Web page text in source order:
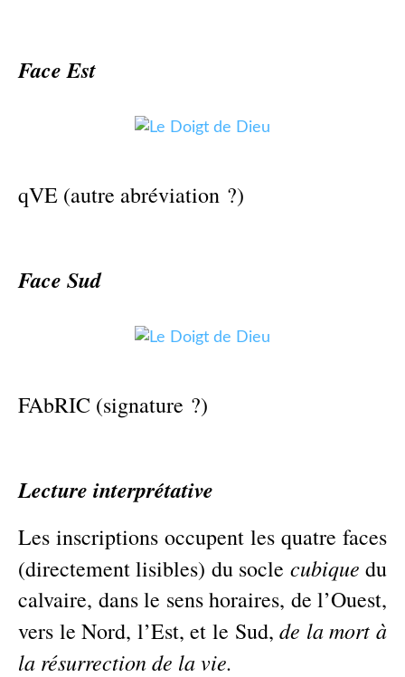
Face Est
qVE (autre abréviation ?)
Face Sud
FAbRIC (signature ?)
Lecture interprétative
Les inscriptions occupent les quatre faces
(directement lisibles) du socle cubiquedu
calvaire, dans le sens horaires, de l’Ouest,
vers le Nord, l’Est, et le Sud,de la mort à
la résurrection de la vie.